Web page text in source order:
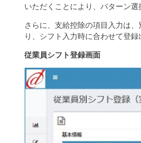
いただくことにより、パターン選
さらに、支給控除の項目入力は
り、シフト入力時に合わせて登録
従業員シフト登録画面